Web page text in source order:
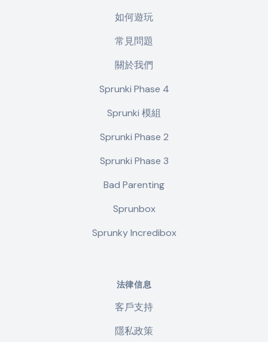
如何遊玩
常見問題
關於我們
Sprunki Phase 4
Sprunki 模組
Sprunki Phase 2
Sprunki Phase 3
Bad Parenting
Sprunbox
Sprunky Incredibox
法律信息
客戶支持
隱私政策